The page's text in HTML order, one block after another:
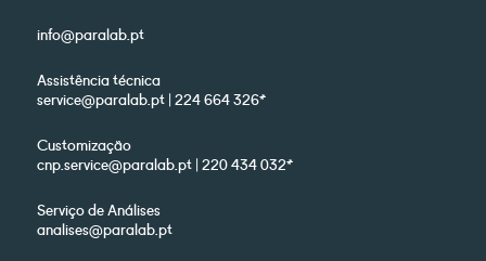
info@paralab.pt
Assistência técnica
service@paralab.pt | 224 664 326*
Customização
cnp.service@paralab.pt | 220 434 032*
Serviço de Análises
analises@paralab.pt